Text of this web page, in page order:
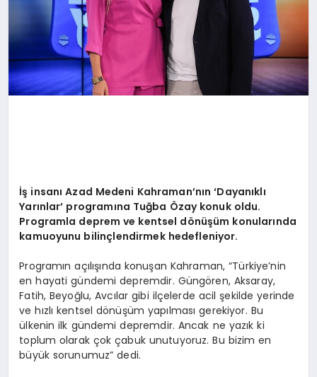
İş insanı Azad Medeni Kahraman’nın ‘Dayanıklı
Yarınlar’ programına Tuğba Özay konuk oldu.
Programla deprem ve kentsel dönüşüm konularında
kamuoyunu bilinçlendirmek hedefleniyor.
Programın açılışında konuşan Kahraman, “Türkiye’nin
en hayati gündemi depremdir. Güngören, Aksaray,
Fatih, Beyoğlu, Avcılar gibi ilçelerde acil şekilde yerinde
ve hızlı kentsel dönüşüm yapılması gerekiyor. Bu
ülkenin ilk gündemi depremdir. Ancak ne yazık ki
toplum olarak çok çabuk unutuyoruz. Bu bizim en
büyük sorunumuz” dedi.